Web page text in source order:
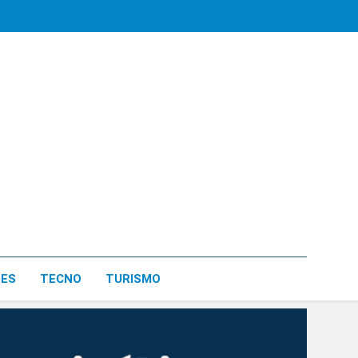
TECNO TURISMO